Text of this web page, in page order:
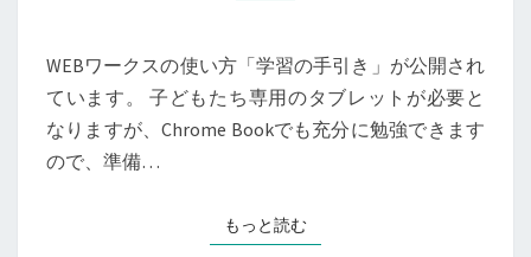
の
使
い
WEBワークスの使い方「学習の手引き」が公開され
ています。 子どもたち専用のタブレットが必要と
なりますが、Chrome Bookでも充分に勉強できます
ので、準備…
もっと読むもっと読む